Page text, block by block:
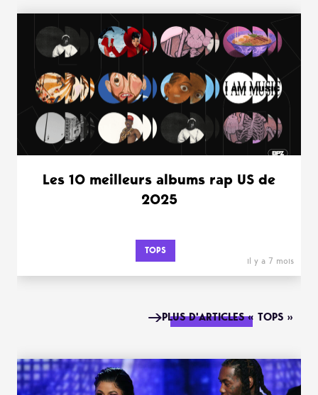
Les 10 meilleurs albums rap US de
2025
TOPS
il y a 7 mois
PLUS D'ARTICLES « TOPS »